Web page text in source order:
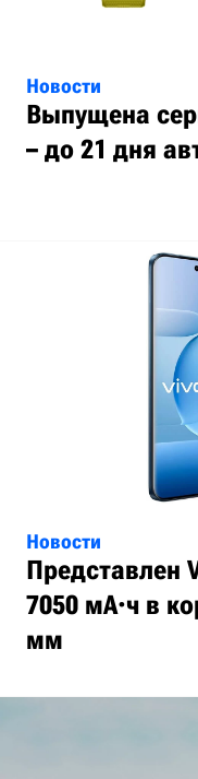
Новости
Выпущена
– до 21 дня
Новости
Представлен
7050 мА·ч в
мм